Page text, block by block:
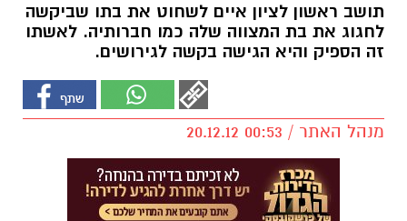
תושב ראשון לציון איים לשחוט את בתו שביקשה
לחגוג את בת המצווה שלה כמו חברותיה. לאשתו
זה הספיק והיא הגישה בקשה לגירושים.
מנהל האתר / 00:53 20.12.12